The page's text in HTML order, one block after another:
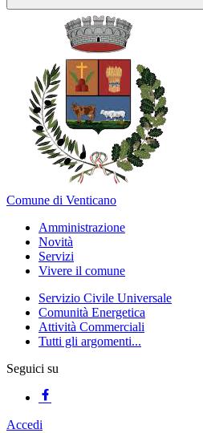
Comune di Venticano
Amministrazione
Novità
Servizi
Vivere il comune
Servizio Civile Universale
Comunità Energetica
Attività Commerciali
Tutti gli argomenti...
Seguici su
Accedi